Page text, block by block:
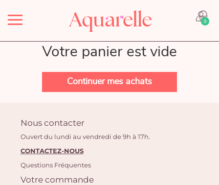
Menu 0
Votre panier est vide
Continuer mes achats
Nous contacter
Ouvert du lundi au vendredi de 9h à 17h.
CONTACTEZ-NOUS
Questions Fréquentes
Votre commande